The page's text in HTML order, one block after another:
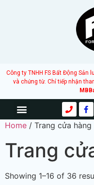
Công ty TNHH FS Bất Động Sản
và chứng từ. Chỉ tiếp nhận
Home / Trang cửa hàng
Trang
Showing 1–16 of 36